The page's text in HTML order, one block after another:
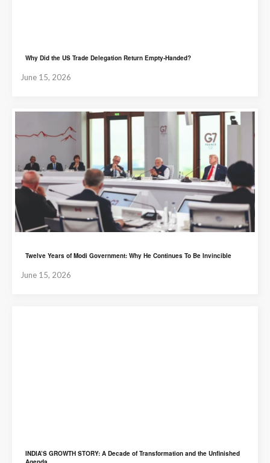
Why Did the US Trade Delegation Return Empty-Handed?
June 15, 2026
Twelve Years of Modi Government: Why He Continues To Be Invincible
June 15, 2026
INDIA’S GROWTH STORY: A Decade of Transformation and the Unfinished